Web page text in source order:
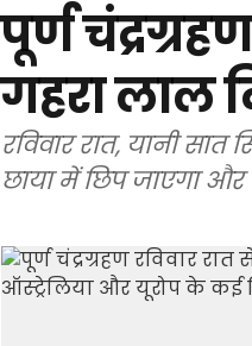
पूर्ण
गहरा लाल
रविवार रात, यानी सात
छाया में छिप जाएगा